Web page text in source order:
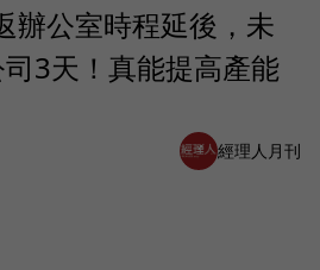
辦公室時程延後，未
3天！真能提高產能
經理人月刊